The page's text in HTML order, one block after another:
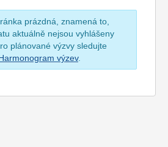
prázdná, znamená to,
aktuálně nejsou vyhlášeny
plánované výzvy sledujte
výzev.